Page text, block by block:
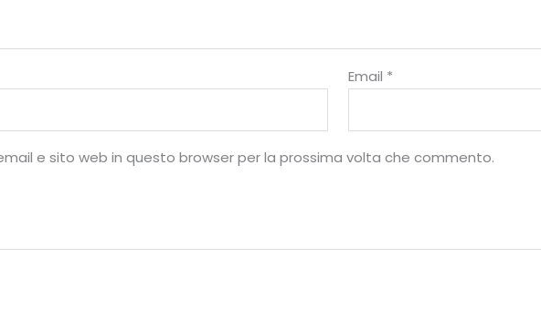
Email *
e sito web in questo browser per la prossima volta che commento.
10%